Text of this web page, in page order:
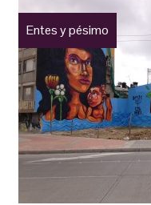
Entes y pésimo